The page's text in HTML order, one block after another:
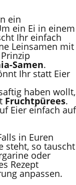
ein
ein Ei in einem
Ihr einfach
Leinsamen mit
Samen.
Ihr statt Eier
haben wollt,
Fruchtpürees.
Eier einfach auf
in Euren
steht, so tauscht
oder
Rezept
anpassen.